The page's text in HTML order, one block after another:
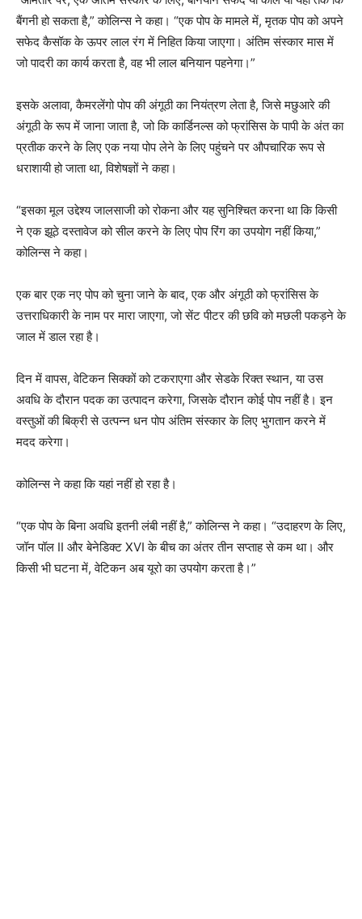
बैंगनी हो सकता है,” कोलिन्स ने कहा। “एक पोप के मामले में, मृतक पोप को अपने
सफेद कैसॉक के ऊपर लाल रंग में निहित किया जाएगा। अंतिम संस्कार मास में
जो पादरी का कार्य करता है, वह भी लाल बनियान पहनेगा।”
इसके अलावा, कैमरलेंगो पोप की अंगूठी का नियंत्रण लेता है, जिसे मछुआरे की
अंगूठी के रूप में जाना जाता है, जो कि कार्डिनल्स को फ्रांसिस के पापी के अंत का
प्रतीक करने के लिए एक नया पोप लेने के लिए पहुंचने पर औपचारिक रूप से
धराशायी हो जाता था, विशेषज्ञों ने कहा।
“इसका मूल उद्देश्य जालसाजी को रोकना और यह सुनिश्चित करना था कि किसी
ने एक झूठे दस्तावेज को सील करने के लिए पोप रिंग का उपयोग नहीं किया,”
कोलिन्स ने कहा।
एक बार एक नए पोप को चुना जाने के बाद, एक और अंगूठी को फ्रांसिस के
उत्तराधिकारी के नाम पर मारा जाएगा, जो सेंट पीटर की छवि को मछली पकड़ने के
जाल में डाल रहा है।
दिन में वापस, वेटिकन सिक्कों को टकराएगा और सेडके रिक्त स्थान, या उस
अवधि के दौरान पदक का उत्पादन करेगा, जिसके दौरान कोई पोप नहीं है। इन
वस्तुओं की बिक्री से उत्पन्न धन पोप अंतिम संस्कार के लिए भुगतान करने में
मदद करेगा।
कोलिन्स ने कहा कि यहां नहीं हो रहा है।
“एक पोप के बिना अवधि इतनी लंबी नहीं है,” कोलिन्स ने कहा। “उदाहरण के लिए,
जॉन पॉल II और बेनेडिक्ट XVI के बीच का अंतर तीन सप्ताह से कम था। और
किसी भी घटना में, वेटिकन अब यूरो का उपयोग करता है।”